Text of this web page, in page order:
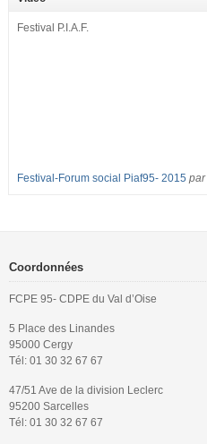
nombreuses classes de première et […]
Festival P.I.A.F.
Festival-Forum social Piaf95- 2015 par
Coordonnées
FCPE 95- CDPE du Val d’Oise
5 Place des Linandes
95000 Cergy
Tél: 01 30 32 67 67
47/51 Ave de la division Leclerc
95200 Sarcelles
Tél: 01 30 32 67 67